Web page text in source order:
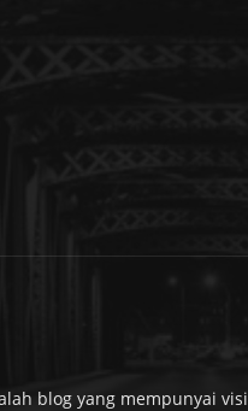
blog yang mempunyai visi